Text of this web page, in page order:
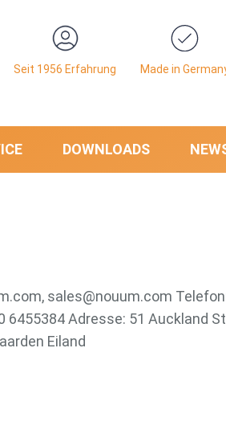
Seit 1956 Erfahrung Made in
DOWNLOADS
sales@nouum.com
6455384 Adresse: 51 Auckland
Eiland